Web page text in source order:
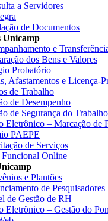
a Servidores
de Documentos
Unicamp
e
dos Bens e Valores
Probatório
Afastamentos e Licença-
de Trabalho
de Desempenho
de Segurança do Trabalho
Eletrônico – Marcação de
PAEPE
de Serviços
Online
e Plantões
de Pesquisadores
de Gestão de RH
Eletrônico – Gestão do